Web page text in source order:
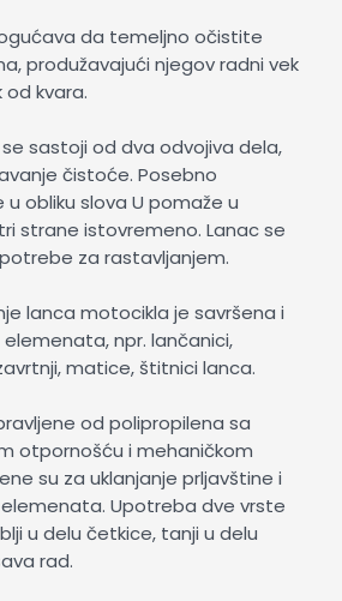
da temeljno očistite
produžavajući njegov radni vek
od kvara.
sastoji od dva odvojiva dela,
čistoće. Posebno
obliku slova U pomaže u
strane istovremeno. Lanac se
za rastavljanjem.
lanca motocikla je savršena i
npr. lančanici,
matice, štitnici lanca.
od polipropilena sa
otpornošću i mehaničkom
su za uklanjanje prljavštine i
Upotreba dve vrste
u delu četkice, tanji u delu
rad.